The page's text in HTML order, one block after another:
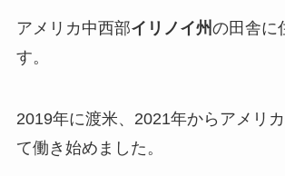
アメリカ中西部イリノイ州の田舎に
す。
2019年に渡米、2021年からアメリ
て働き始めました。